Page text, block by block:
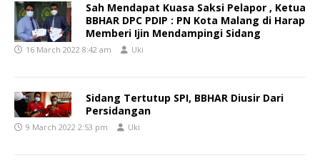
Sah Mendapat Kuasa Saksi Pelapor , Ketua
BBHAR DPC PDIP : PN Kota Malang di Harap
Memberi Ijin Mendampingi Sidang
16 March 2022 8:42 am Uki
Sidang Tertutup SPI, BBHAR Diusir Dari
Persidangan
9 March 2022 2:53 pm Uki